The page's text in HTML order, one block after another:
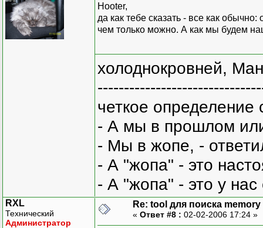
Hooter,
да как тебе сказать - все как
чем только можно. А как мы будем
холоднокровней,
четкое
- А мы в прошлом
- Мы в жопе, -
- А "жопа" - это
- А "жопа" - это у
RXL
Технический
Администратор
Re: tool для поиска memory
« Ответ #8 : 02-02-2006 17:24 »